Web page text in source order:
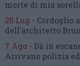
morte di mia
20 Lug - Cordoglio
dell’architetto
7 Ago - Dà in
Arrivano polizia